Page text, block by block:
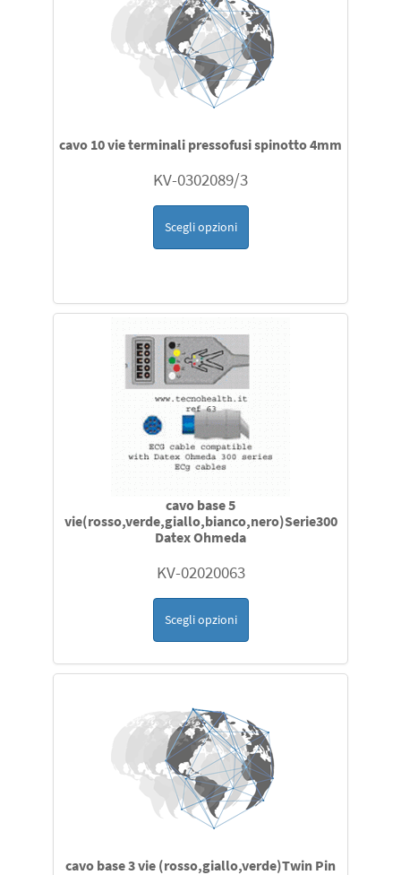
cavo 10 vie terminali pressofusi spinotto 4mm
KV-0302089/3
Scegli opzioni
cavo base 5
vie(rosso,verde,giallo,bianco,nero)Serie300
Datex Ohmeda
KV-02020063
Scegli opzioni
cavo base 3 vie (rosso,giallo,verde)Twin Pin